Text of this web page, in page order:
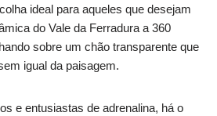
ideal para aqueles que desejam
do Vale da Ferradura a 360
sobre um chão transparente que
igual da paisagem.
e entusiastas de adrenalina, há o